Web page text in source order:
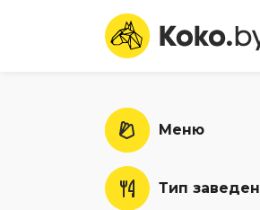
Меню
Тип